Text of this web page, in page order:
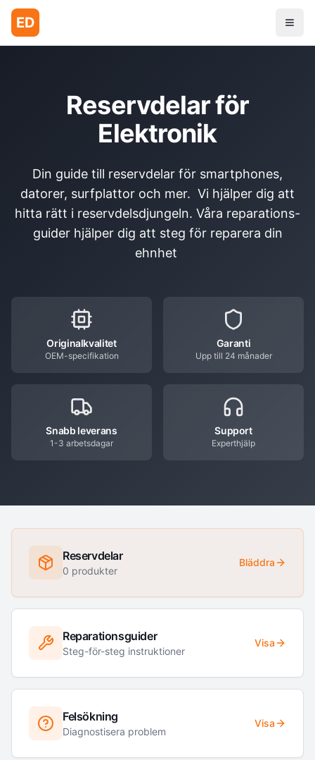
ED
Reservdelar för
Elektronik
Din guide till reservdelar för smartphones,
datorer, surfplattor och mer. Vi hjälper dig att
hitta rätt i reservdelsdjungeln. Våra reparations-
guider hjälper dig att steg för reparera din
ehnhet
Originalkvalitet
OEM-specifikation
Garanti
Upp till 24 månader
Snabb leverans
1-3 arbetsdagar
Support
Experthjälp
Reservdelar
0 produkter
Bläddra
Reparationsguider
Steg-för-steg instruktioner
Visa
Felsökning
Diagnostisera problem
Visa